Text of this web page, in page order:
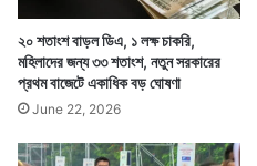
২০ শতাংশ বাড়ল ডিএ, ১ লক্ষ চাকরি,
মহিলাদের জন্য ৩৩ শতাংশ, নতুন সরকারের
প্রথম বাজেটে একাধিক বড় ঘোষণা
June 22, 2026